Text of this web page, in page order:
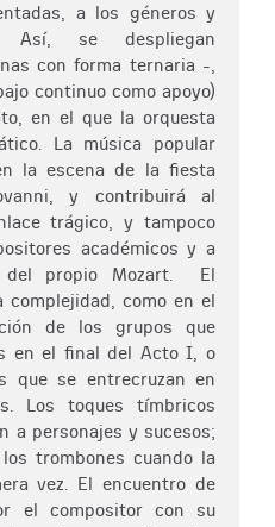
a los géneros y
Así, se despliegan
con forma ternaria -,
continuo como apoyo)
en el que la orquesta
La música popular
la escena de la fiesta
y contribuirá al
trágico, y tampoco
académicos y a
del propio Mozart. El
como en el
de los grupos que
en el final del Acto I, o
que se entrecruzan en
Los toques tímbricos
a personajes y sucesos;
trombones cuando la
vez. El encuentro de
el compositor con su